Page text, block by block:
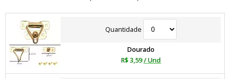
Quantidade
Dourado
R$ 3,59/ Und